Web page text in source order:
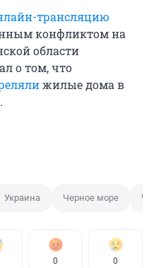
трансляцию
конфликтом на
области
о том, что
жилые дома в
Украина Черное море
0 0